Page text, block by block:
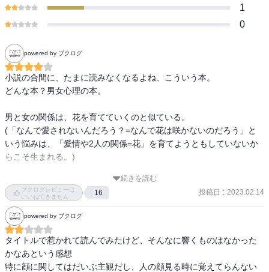
男女は“見た目”でわかる！第３章 相手の本性と嘘を見抜くにはSNS
やLINE、普段の言動のココを見る！第４章 相手との相性がわかる
の9つの方法
1
0
powered by ブクログ
小説の合間に、たまに読みなくなるよね、こういう本。
どんな本？男女心理の本。
男と女の関係は、花を育てていくのと似ている。
(「なんで愛されないんだろう？=なんで花は咲かないのだろう」と
いう悩みは、「愛情や2人の関係=花」を育てようともしていないか
らこそ生まれる。)
から始まり…
相手のことを知るためにどういう質問の仕方やコミニュケーション
を取ればよいか、なるほど、と思わされる部分もありました。
「相手との相性が分かる7つの質問」は、個人的に使ってみようと思
います。
続きを読む
ブクログレビューは
いいねできません
16 投稿日 : 2023.02.14
powered by ブクログ
タイトルで惹かれて読んでみたけど、そんなに響くものはなかった
かなあという感想
特に顔に関してはだいぶ主観だし、人の顔見る時に覚えてらんない